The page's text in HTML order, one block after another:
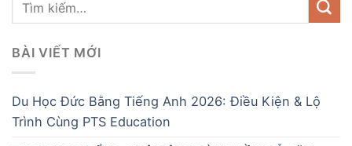
BÀI VIẾT MỚI
Du Học Đức Bằng Tiếng Anh 2026: Điều Kiện & Lộ
Trình Cùng PTS Education